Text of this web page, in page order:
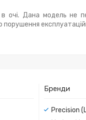
очі. Дана модель не
Бренди
Precision